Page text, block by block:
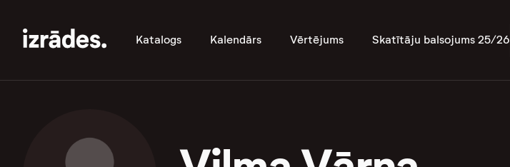
Katalogs Kalendārs Vērtējums Skatītāju balsojums 25/26